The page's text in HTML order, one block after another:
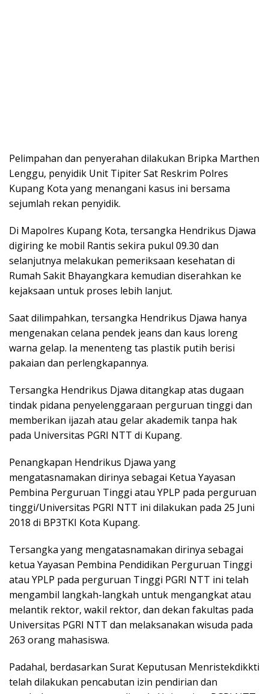
Pelimpahan dan penyerahan dilakukan Bripka Marthen
Lenggu, penyidik Unit Tipiter Sat Reskrim Polres
Kupang Kota yang menangani kasus ini bersama
sejumlah rekan penyidik.
Di Mapolres Kupang Kota, tersangka Hendrikus Djawa
digiring ke mobil Rantis sekira pukul 09.30 dan
selanjutnya melakukan pemeriksaan kesehatan di
Rumah Sakit Bhayangkara kemudian diserahkan ke
kejaksaan untuk proses lebih lanjut.
Saat dilimpahkan, tersangka Hendrikus Djawa hanya
mengenakan celana pendek jeans dan kaus loreng
warna gelap. Ia menenteng tas plastik putih berisi
pakaian dan perlengkapannya.
Tersangka Hendrikus Djawa ditangkap atas dugaan
tindak pidana penyelenggaraan perguruan tinggi dan
memberikan ijazah atau gelar akademik tanpa hak
pada Universitas PGRI NTT di Kupang.
Penangkapan Hendrikus Djawa yang
mengatasnamakan dirinya sebagai Ketua Yayasan
Pembina Perguruan Tinggi atau YPLP pada perguruan
tinggi/Universitas PGRI NTT ini dilakukan pada 25 Juni
2018 di BP3TKI Kota Kupang.
Tersangka yang mengatasnamakan dirinya sebagai
ketua Yayasan Pembina Pendidikan Perguruan Tinggi
atau YPLP pada perguruan Tinggi PGRI NTT ini telah
mengambil langkah-langkah untuk mengangkat atau
melantik rektor, wakil rektor, dan dekan fakultas pada
Universitas PGRI NTT dan melaksanakan wisuda pada
263 orang mahasiswa.
Padahal, berdasarkan Surat Keputusan Menristekdikkti
telah dilakukan pencabutan izin pendirian dan